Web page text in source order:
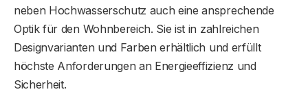
neben Hochwasserschutz auch eine ansprechende
Optik für den Wohnbereich. Sie ist in zahlreichen
Designvarianten und Farben erhältlich und erfüllt
höchste Anforderungen an Energieeffizienz und
Sicherheit.